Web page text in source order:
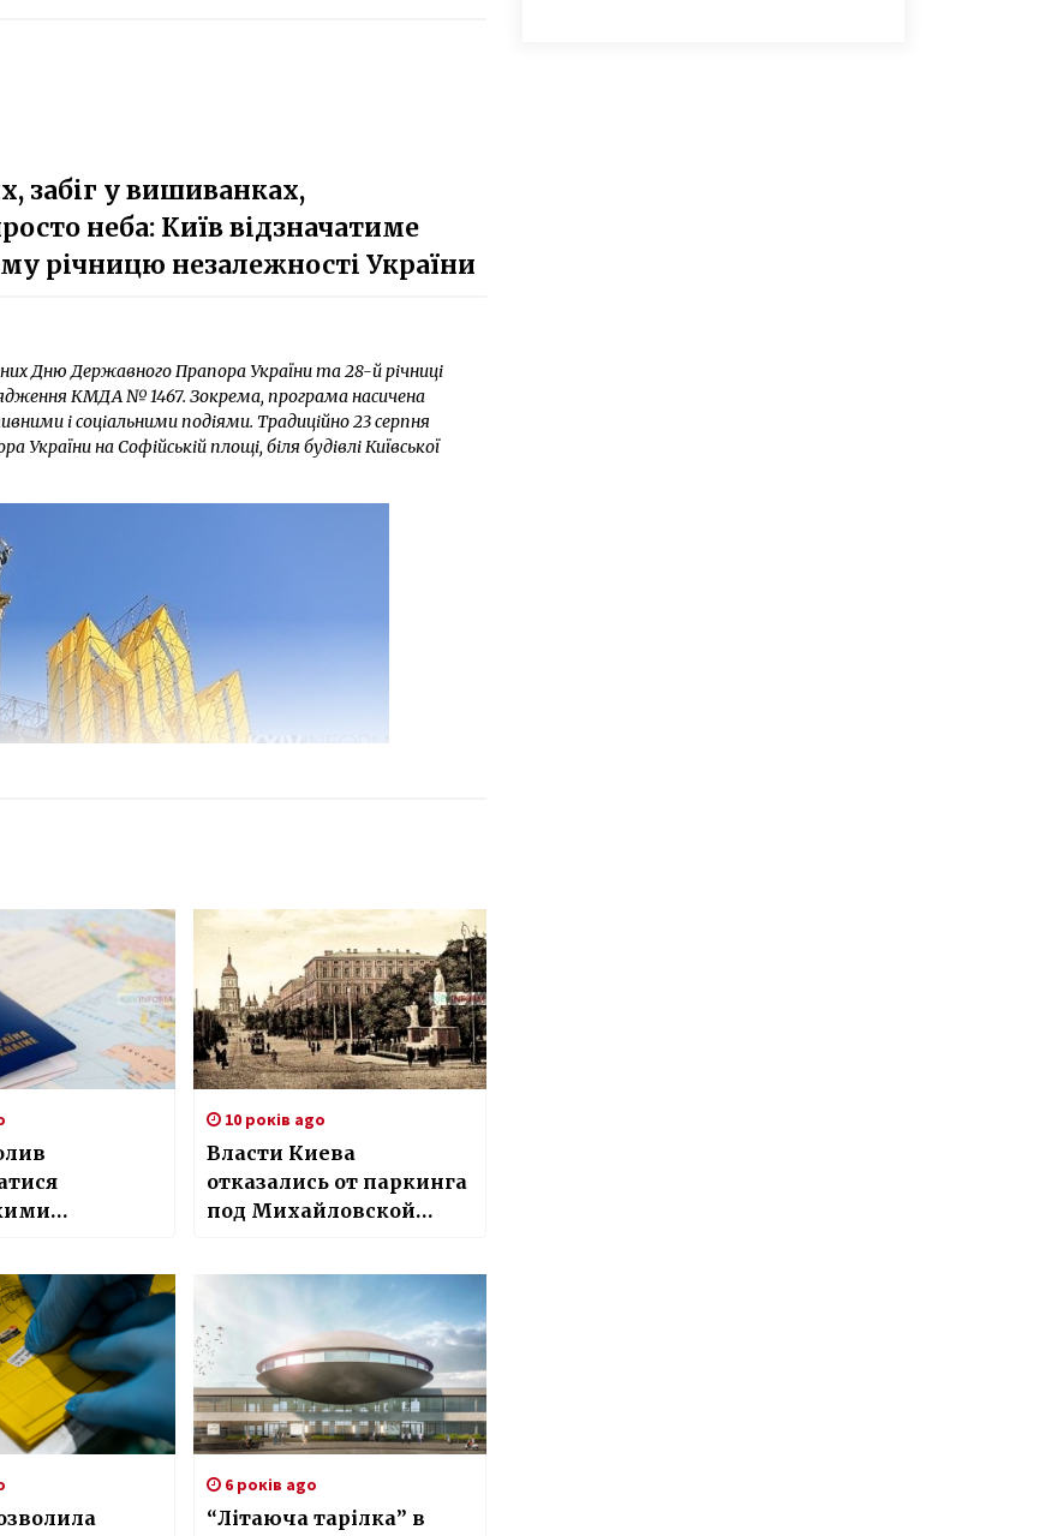
забіг у вишиванках,
неба: Київ відзначатиме
річницю незалежності України
Дню Державного Прапора України та 28-й річниці
КМДА № 1467. Зокрема, програма насичена
і соціальними подіями. Традиційно 23 серпня
на Софійській площі, біля будівлі Київської
паспорту
10 років ago
Власти Киева
отказались от паркинга
под Михайловской
6 років ago
“Літаюча тарілка” в